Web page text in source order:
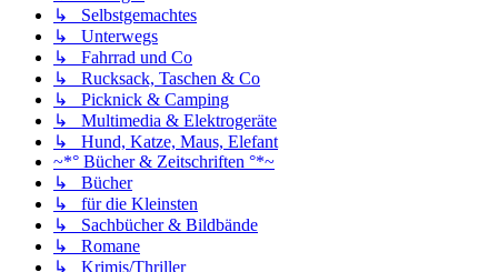
↳ Selbstgemachtes
↳ Unterwegs
↳ Fahrrad und Co
↳ Rucksack, Taschen & Co
↳ Picknick & Camping
↳ Multimedia & Elektrogeräte
↳ Hund, Katze, Maus, Elefant
~*° Bücher & Zeitschriften °*~
↳ Bücher
↳ für die Kleinsten
↳ Sachbücher & Bildbände
↳ Romane
↳ Krimis/Thriller